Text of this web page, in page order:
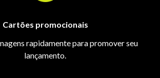
Cartões promocionais
rapidamente para promover seu
lançamento.